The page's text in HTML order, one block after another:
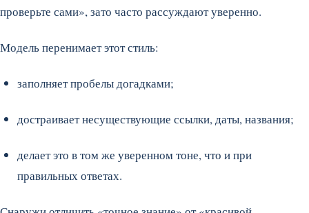
проверьте сами», зато часто рассуждают уверенно.
Модель перенимает этот стиль:
заполняет пробелы догадками;
достраивает несуществующие ссылки, даты, названия;
делает это в том же уверенном тоне, что и при
правильных ответах.